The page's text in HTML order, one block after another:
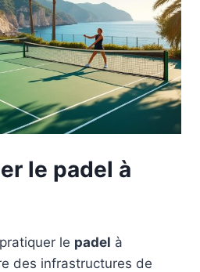
le padel à
le padel à
des infrastructures de